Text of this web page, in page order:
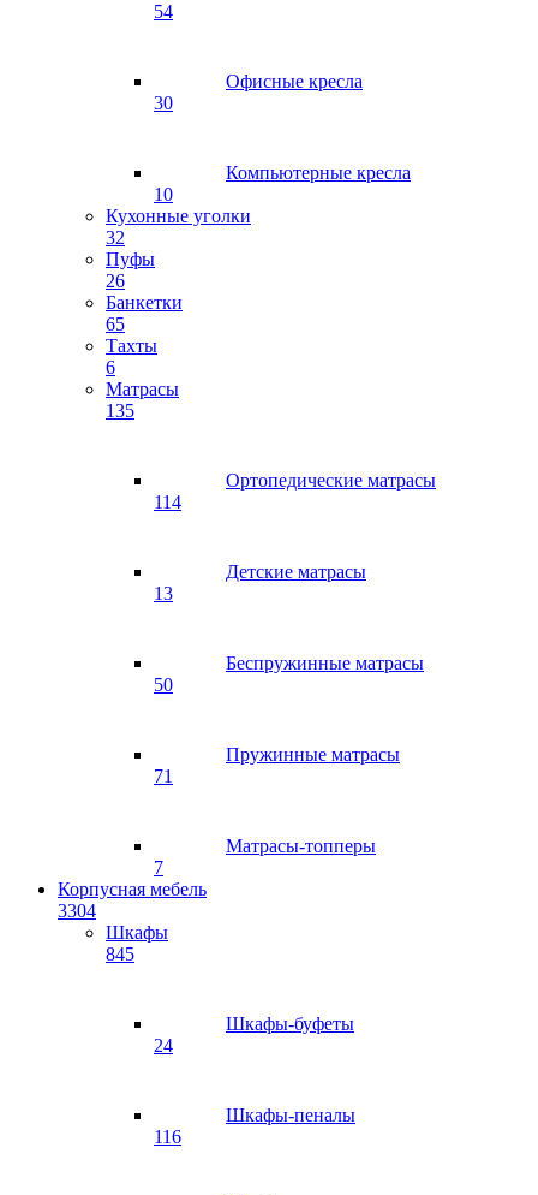
54
Офисные кресла
30
Компьютерные кресла
10
Кухонные уголки
32
Пуфы
26
Банкетки
65
Тахты
6
Матрасы
135
Ортопедические матрасы
114
Детские матрасы
13
Беспружинные матрасы
50
Пружинные матрасы
71
Матрасы-топперы
7
Корпусная мебель
3304
Шкафы
845
Шкафы-буфеты
24
Шкафы-пеналы
116